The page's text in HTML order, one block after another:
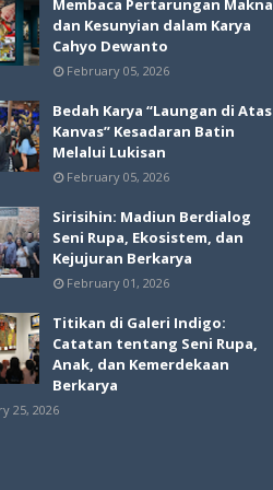
Membaca Pertarungan Makna
dan Kesunyian dalam Karya
Cahyo Dewanto
February 05, 2026
Bedah Karya “Laungan di Atas
Kanvas” Kesadaran Batin
Melalui Lukisan
February 05, 2026
Sirisihin: Madiun Berdialog
Seni Rupa, Ekosistem, dan
Kejujuran Berkarya
February 01, 2026
Titikan di Galeri Indigo:
Catatan tentang Seni Rupa,
Anak, dan Kemerdekaan
Berkarya
25, 2026